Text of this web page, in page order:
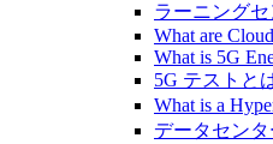
ラーニング
What are
What is 5G
5G テストと
What is a
データセン